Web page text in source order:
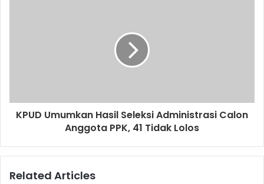
KPUD Umumkan Hasil Seleksi Administrasi Calon
Anggota PPK, 41 Tidak Lolos
Related Articles